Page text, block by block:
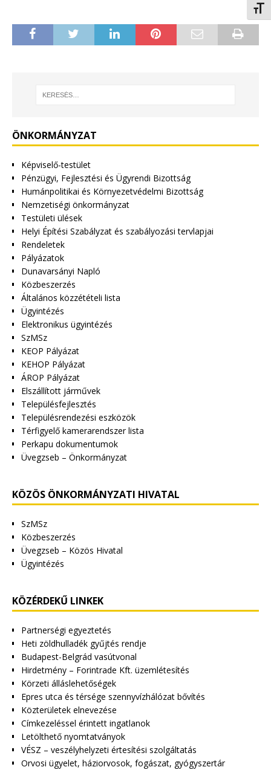
ÖNKORMÁNYZAT
Képviselő-testület
Pénzügyi, Fejlesztési és Ügyrendi Bizottság
Humánpolitikai és Környezetvédelmi Bizottság
Nemzetiségi önkormányzat
Testületi ülések
Helyi Építési Szabályzat és szabályozási tervlapjai
Rendeletek
Pályázatok
Dunavarsányi Napló
Közbeszerzés
Általános közzétételi lista
Ügyintézés
Elektronikus ügyintézés
SzMSz
KEOP Pályázat
KEHOP Pályázat
ÁROP Pályázat
Elszállított járművek
Településfejlesztés
Településrendezési eszközök
Térfigyelő kamerarendszer lista
Perkapu dokumentumok
Üvegzseb – Önkormányzat
KÖZÖS ÖNKORMÁNYZATI HIVATAL
SzMSz
Közbeszerzés
Üvegzseb – Közös Hivatal
Ügyintézés
KÖZÉRDEKŰ LINKEK
Partnerségi egyeztetés
Heti zöldhulladék gyűjtés rendje
Budapest-Belgrád vasútvonal
Hirdetmény – Forintrade Kft. üzemlétesítés
Körzeti álláslehetőségek
Epres utca és térsége szennyvízhálózat bővítés
Közterületek elnevezése
Címkezeléssel érintett ingatlanok
Letölthető nyomtatványok
VÉSZ – veszélyhelyzeti értesítési szolgáltatás
Orvosi ügyelet, háziorvosok, fogászat, gyógyszertár